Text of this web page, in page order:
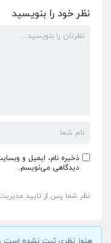
نظر خود را بنویسید
ذخیره نام، ایمیل و
دیدگاهی می‌نویسم.
نظر شما پس از تایید